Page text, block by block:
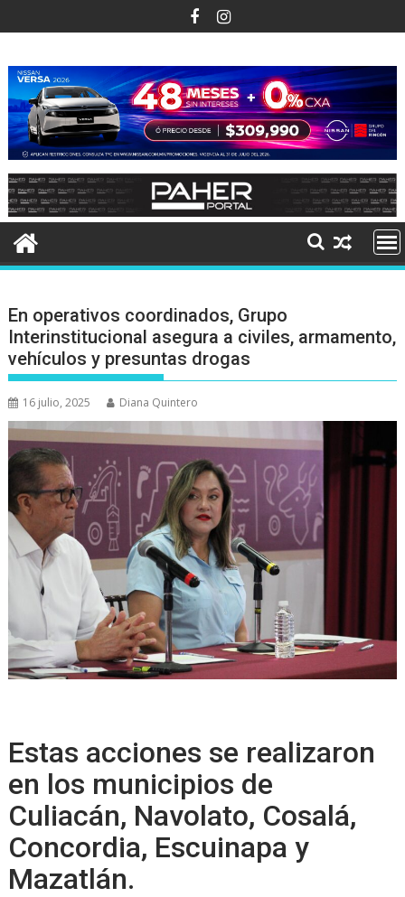
al
En operativos coordinados, Grupo
Interinstitucional asegura a civiles, armamento,
vehículos y presuntas drogas
16 julio, 2025 Diana Quintero
Estas acciones se realizaron
en los municipios de
Culiacán, Navolato, Cosalá,
Concordia, Escuinapa y
Mazatlán.